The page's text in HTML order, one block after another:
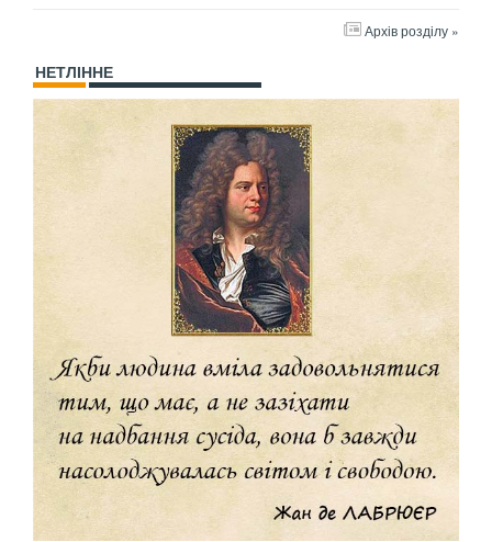
Архів розділу »
НЕТЛІННЕ